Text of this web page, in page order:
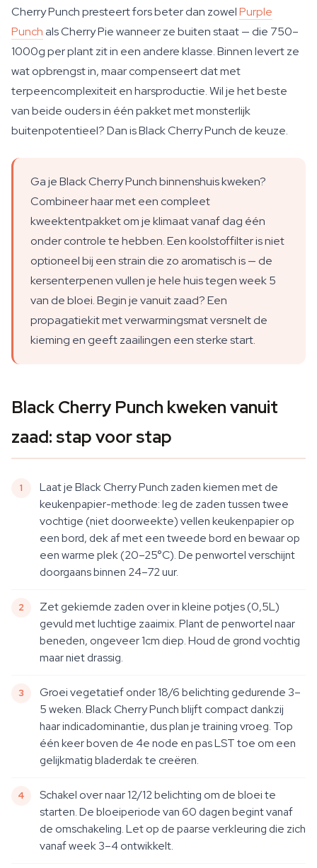
Cherry Punch presteert fors beter dan zowelPurple
Punchals Cherry Pie wanneer ze buiten staat — die 750–
1000g per plant zit in een andere klasse. Binnen levert ze
wat opbrengst in, maar compenseert dat met
terpeencomplexiteit en harsproductie. Wil je het beste
van beide ouders in één pakket met monsterlijk
buitenpotentieel? Dan is Black Cherry Punch de keuze.
Ga je Black Cherry Punch binnenshuis kweken?
Combineer haar met een compleet
kweektentpakket om je klimaat vanaf dag één
onder controle te hebben. Een koolstoffilter is niet
optioneel bij een strain die zo aromatisch is — de
kersenterpenen vullen je hele huis tegen week 5
van de bloei. Begin je vanuit zaad? Een
propagatiekit met verwarmingsmat versnelt de
kieming en geeft zaailingen een sterke start.
Black Cherry Punch kweken vanuit
zaad: stap voor stap
Laat je Black Cherry Punch zaden kiemen met de
keukenpapier-methode: leg de zaden tussen twee
vochtige (niet doorweekte) vellen keukenpapier op
een bord, dek af met een tweede bord en bewaar op
een warme plek (20–25°C). De penwortel verschijnt
doorgaans binnen 24–72 uur.
Zet gekiemde zaden over in kleine potjes (0,5L)
gevuld met luchtige zaaimix. Plant de penwortel naar
beneden, ongeveer 1cm diep. Houd de grond vochtig
maar niet drassig.
Groei vegetatief onder 18/6 belichting gedurende 3–
5 weken. Black Cherry Punch blijft compact dankzij
haar indicadominantie, dus plan je training vroeg. Top
één keer boven de 4e node en pas LST toe om een
gelijkmatig bladerdak te creëren.
Schakel over naar 12/12 belichting om de bloei te
starten. De bloeiperiode van 60 dagen begint vanaf
de omschakeling. Let op de paarse verkleuring die zich
vanaf week 3–4 ontwikkelt.